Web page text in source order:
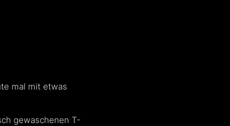
mal mit etwas
gewaschenen T-